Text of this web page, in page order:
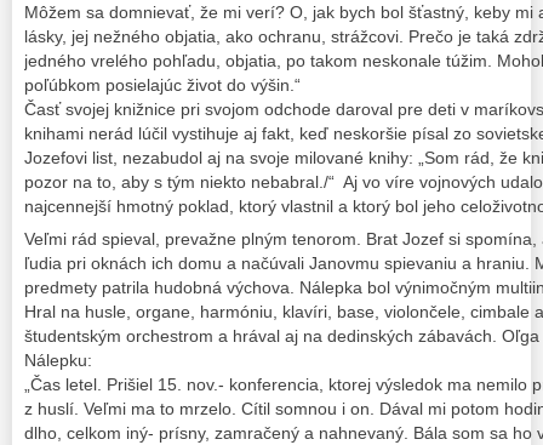
Môžem sa domnievať, že mi verí? O, jak bych bol šťastný, keby mi
lásky, jej nežného objatia, ako ochranu, strážcovi. Prečo je taká
jedného vrelého pohľadu, objatia, po takom neskonale túžim.
poľúbkom posielajúc život do výšin.“
Časť svojej knižnice pri svojom odchode daroval pre deti v
knihami nerád lúčil vystihuje aj fakt, keď neskoršie písal zo
Jozefovi list, nezabudol aj na svoje milované knihy: „Som rád, že
pozor na to, aby s tým niekto nebabral./“ Aj vo víre vojnových
najcennejší hmotný poklad, ktorý vlastnil a ktorý bol jeho
Veľmi rád spieval, prevažne plným tenorom. Brat Jozef si
ľudia pri oknách ich domu a načúvali Janovmu spievaniu a hraniu.
predmety patrila hudobná výchova. Nálepka bol výnimočným
Hral na husle, organe, harmóniu, klavíri, base, violončele, cimbale
študentským orchestrom a hrával aj na dedinských zábavách.
Nálepku:
„Čas letel. Prišiel 15. nov.- konferencia, ktorej výsledok ma nemilo
z huslí. Veľmi ma to mrzelo. Cítil somnou i on. Dával mi potom
dlho, celkom iný- prísny, zamračený a nahnevaný. Bála som sa ho